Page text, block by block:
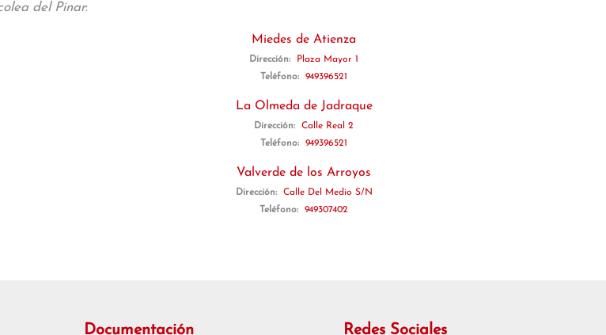
del Pinar:
Miedes de Atienza
Dirección:
Plaza Mayor 1
Teléfono:
949396521
La Olmeda de Jadraque
Dirección:
Calle Real 2
Teléfono:
949396521
Valverde de los Arroyos
Dirección:
Calle Del Medio S/N
Teléfono:
949307402
Documentación Redes Sociales